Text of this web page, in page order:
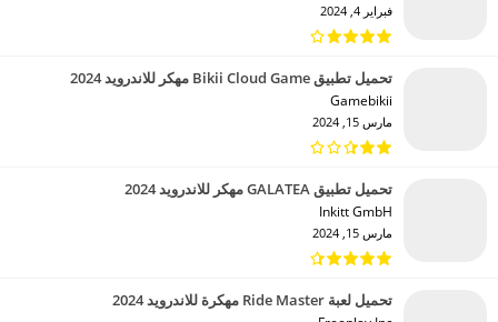
فبراير 4, 2024
تحميل تطبيق Bikii Cloud Game مهكر للاندرويد 2024
Gamebikii‏
مارس 15, 2024
تحميل تطبيق GALATEA مهكر للاندرويد 2024
Inkitt GmbH‏
مارس 15, 2024
تحميل لعبة Ride Master مهكرة للاندرويد 2024